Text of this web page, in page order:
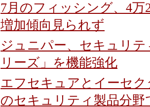
7月のフィッシング、4万
増加傾向見られず
ジュニパー、セキュリテ
リーズ」を機能強化
エフセキュアとイーセク
のセキュリティ製品分野